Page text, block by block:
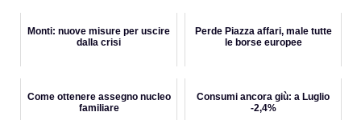
Monti: nuove misure per uscire
dalla crisi
Perde Piazza affari, male tutte
le borse europee
Come ottenere assegno nucleo
familiare
Consumi ancora giù: a Luglio
-2,4%